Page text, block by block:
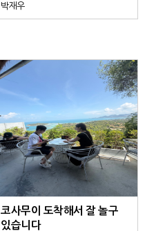
박재우
코사무이 도착해서 잘 놀구
있습니다